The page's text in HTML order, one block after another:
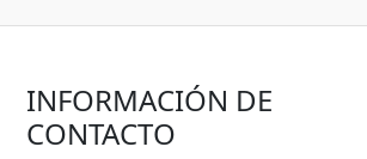
INFORMACIÓN DE
CONTACTO